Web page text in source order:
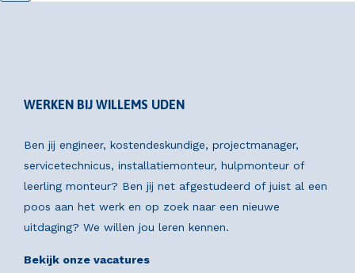
WERKEN BIJ WILLEMS UDEN
Ben jij engineer, kostendeskundige, projectmanager,
servicetechnicus, installatiemonteur, hulpmonteur of
leerling monteur? Ben jij net afgestudeerd of juist al een
poos aan het werk en op zoek naar een nieuwe
uitdaging? We willen jou leren kennen.
Bekijk onze vacatures